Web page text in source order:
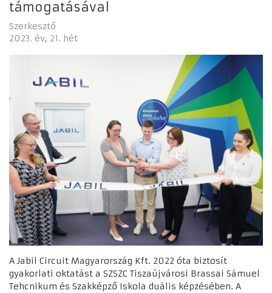
támogatásával
Szerkesztő
2023. év 21. hét
A Jabil Circuit Magyarország Kft. 2022 óta biztosít
gyakorlati oktatást a SZSZC Tiszaújvárosi Brassai Sámuel
Tehcnikum és Szakképző Iskola duális képzésében. A